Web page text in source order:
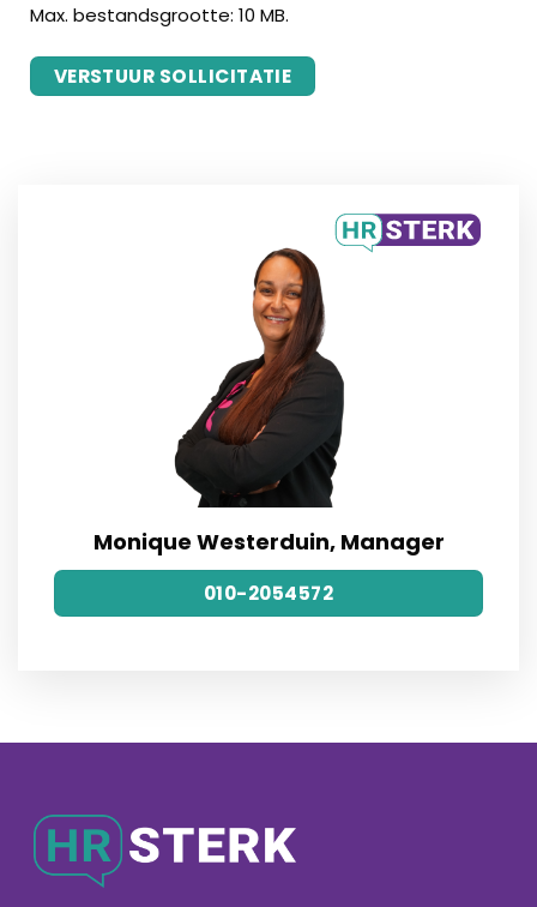
Max. bestandsgrootte: 10 MB.
Monique Westerduin, Manager
010-2054572